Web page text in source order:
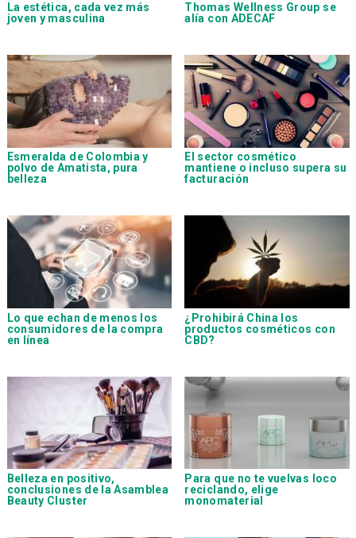
La estética, cada vez más
joven y masculina
Thomas Wellness Group se
alía con ADECAF
Esmeralda de Colombia y
polvo de Amatista, pura
belleza
El sector cosmético
mantiene o incluso supera su
facturación
Lo que echan de menos los
consumidores de la compra
en línea
¿Prohibirá China los
productos cosméticos con
CBD?
Belleza en positivo,
conclusiones de la Asamblea
Beauty Cluster
Para que no te vuelvas loco
reciclando, elige
monomaterial